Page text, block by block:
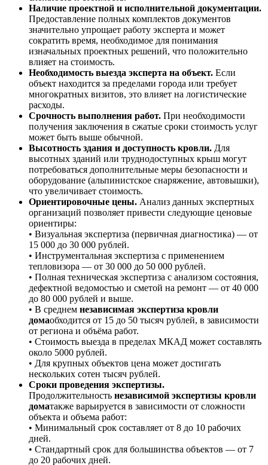
Наличие проектной и исполнительной документации.
Предоставление полных комплектов документов
значительно упрощает работу эксперта и может
сократить время, необходимое для понимания
изначальных проектных решений, что положительно
влияет на стоимость.
Необходимость выезда эксперта на объект. Если
объект находится за пределами города или требует
многократных визитов, это влияет на логистические
расходы.
Срочность выполнения работ. При необходимости
получения заключения в сжатые сроки стоимость услуг
может быть выше обычной.
Высотность здания и доступность кровли. Для
высотных зданий или труднодоступных крыш могут
потребоваться дополнительные меры безопасности и
оборудование (альпинистское снаряжение, автовышки),
что увеличивает стоимость.
Ориентировочные цены. Анализ данных экспертных
организаций позволяет привести следующие ценовые
ориентиры:
• Визуальная экспертиза (первичная диагностика) — от
15 000 до 30 000 рублей.
• Инструментальная экспертиза с применением
тепловизора — от 30 000 до 50 000 рублей.
• Полная техническая экспертиза с анализом состояния,
дефектной ведомостью и сметой на ремонт — от 40 000
до 80 000 рублей и выше.
• В среднем независимая экспертиза кровли
домаобходится от 15 до 50 тысяч рублей, в зависимости
от региона и объёма работ.
• Стоимость выезда в пределах МКАД может составлять
около 5000 рублей.
• Для крупных объектов цена может достигать
нескольких сотен тысяч рублей.
Сроки проведения экспертизы.
Продолжительность независимой экспертизы кровли
доматакже варьируется в зависимости от сложности
объекта и объема работ:
• Минимальный срок составляет от 8 до 10 рабочих
дней.
• Стандартный срок для большинства объектов — от 7
до 20 рабочих дней.